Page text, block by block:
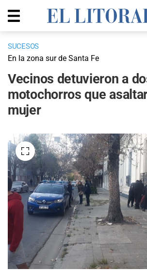
SUCESOS
En la zona sur de Santa Fe
Vecinos detuvieron a
motochorros que
mujer